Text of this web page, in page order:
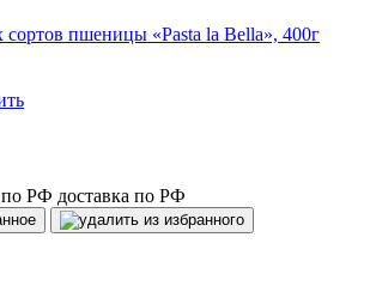
пшеницы «Pasta la Bella», 400г
доставка по РФ